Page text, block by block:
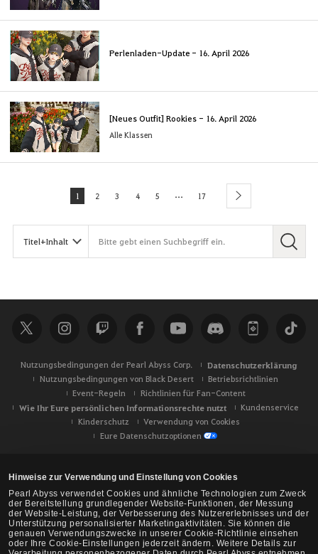
Hinweise zur Verwendung und Einstellung von Cookies
Pearl Abyss verwendet Cookies und ähnliche Technologien zum Zweck
der Bereitstellung grundlegender Website-Funktionen, der Messung
der Website-Leistung, der Verbesserung des Nutzererlebnisses und der
Unterstützung personalisierter Marketingaktivitäten. Sie können die
genauen Verwendungszwecke in unserer Cookie-Richtlinie einsehen
oder Ihre Cookie-Einstellungen jederzeit ändern. Weitere Details zur
Perlenladen-Update - 16. April 2026
[Neues Outfit] Rookies - 16. April 2026
Alle Klassen
1 2 3 4 5 17 next
Nutzungsbedingungen der Pearl Abyss Corp. Datenschutzerklärung
Nutzungsbedingungen von Black Desert
Betriebsrichtlinien
Event-Regeln
Richtlinien für Fan-Content
Wie Ihr Eure persönlichen Informationsrechte nutzt
Kundenservice
Kinderschutz
Verwendung von Cookies
Eure Datenschutzoptionen